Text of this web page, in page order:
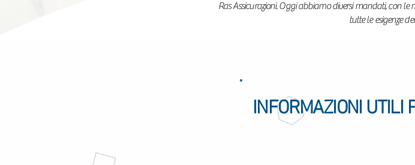
Ras Assicurazioni. Oggi abbiamo diversi mandati, con le
tutte le esigenze
INFORMAZIONI UTILI